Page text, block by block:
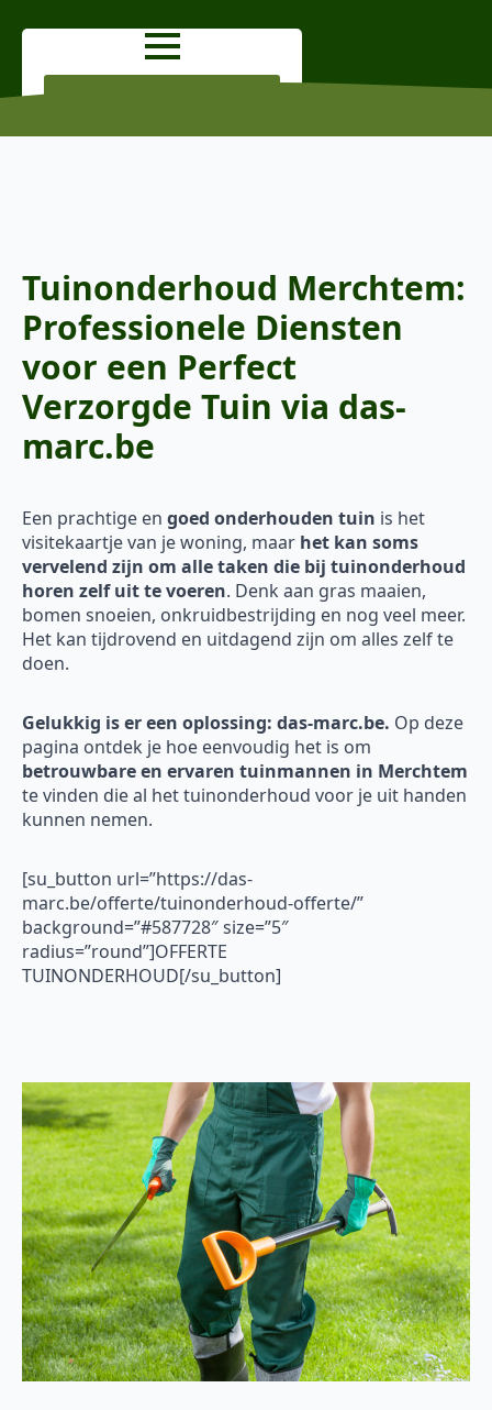
Tuinonderhoud Merchtem:
Professionele Diensten
voor een Perfect
Verzorgde Tuin via das-
marc.be
Een prachtige en goed onderhouden tuin is het
visitekaartje van je woning, maar het kan soms
vervelend zijn om alle taken die bij tuinonderhoud
horen zelf uit te voeren. Denk aan gras maaien,
bomen snoeien, onkruidbestrijding en nog veel meer.
Het kan tijdrovend en uitdagend zijn om alles zelf te
doen.
Gelukkig is er een oplossing: das-marc.be. Op deze
pagina ontdek je hoe eenvoudig het is om
betrouwbare en ervaren tuinmannen in Merchtem
te vinden die al het tuinonderhoud voor je uit handen
kunnen nemen.
[su_button url=”https://das-
marc.be/offerte/tuinonderhoud-offerte/”
background=”#587728″ size=”5″
radius=”round”]OFFERTE
TUINONDERHOUD[/su_button]